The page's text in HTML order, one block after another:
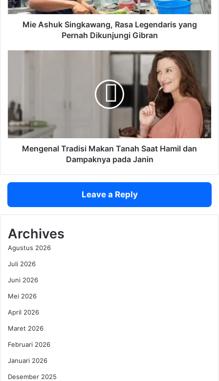
k
S
g
R
a
e
n
a
r
i
a
g
P
r
n
h
Mie Ashuk Singkawang, Rasa Legendaris yang
Pernah Dikunjungi Gibran
n
l
T
M
k
a
n
T
n
h
S
a
t
a
m
Mengenal Tradisi Makan Tanah Saat Hamil dan
Dampaknya pada Janin
Leave a Reply
Archives
Agustus 2026
Juli 2026
Juni 2026
Mei 2026
April 2026
Maret 2026
Februari 2026
Januari 2026
Desember 2025